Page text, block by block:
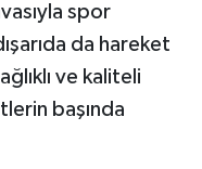
spor
da hareket
ve kaliteli
başında